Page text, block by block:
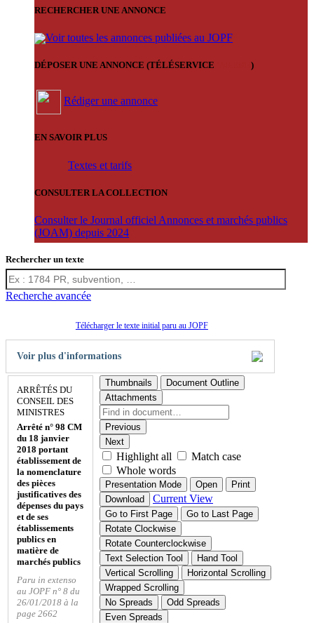
RECHERCHER UNE ANNONCE
Voir toutes les annonces publiées au JOPF
DÉPOSER UNE ANNONCE (TÉLÉSERVICE )
Rédiger une annonce
EN SAVOIR PLUS
Textes et tarifs
CONSULTER LA COLLECTION
Consulter le Journal officiel Annonces et marchés publics
(JOAM) depuis 2024
Rechercher un texte
Recherche avancée
Télécharger le texte initial paru au JOPF
Voir plus d'informations
ARRÊTÉS DU
CONSEIL DES
MINISTRES
Arrêté n° 98 CM
du 18 janvier
2018 portant
établissement de
la nomenclature
des pièces
justificatives des
dépenses du pays
et de ses
établissements
publics en
matière de
marchés publics
Paru in extenso
au JOPF n° 8 du
26/01/2018 à la
page 2662
Thumbnails
Document Outline
Attachments
Previous
Next
Highlight all
Match case
Whole words
Presentation Mode Open
Print
Download
Current View
Go to First Page
Go to Last Page
Rotate Clockwise
Rotate Counterclockwise
Text Selection Tool
Hand Tool
Vertical Scrolling
Horizontal Scrolling
Wrapped Scrolling
No Spreads
Odd Spreads
Even Spreads